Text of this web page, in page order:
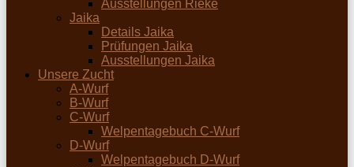
Ausstellungen Rieke
Jaika
Details Jaika
Prüfungen Jaika
Ausstellungen Jaika
Unsere Zucht
A-Wurf
B-Wurf
C-Wurf
Welpentagebuch C-Wurf
D-Wurf
Welpentagebuch D-Wurf